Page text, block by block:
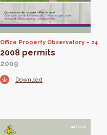
Office Property Observatory 24
2008 permits
2009
Download